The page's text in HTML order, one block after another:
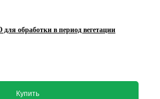
обработки в период вегетации
Купить